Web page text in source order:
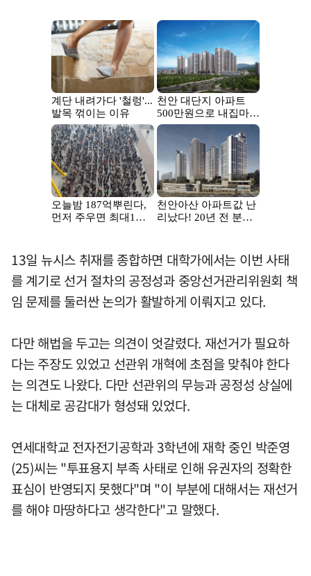
13일 뉴시스 취재를 종합하면 대학가에서는 이번 사태
를 계기로 선거 절차의 공정성과 중앙선거관리위원회 책
임 문제를 둘러싼 논의가 활발하게 이뤄지고 있다.
다만 해법을 두고는 의견이 엇갈렸다. 재선거가 필요하
다는 주장도 있었고 선관위 개혁에 초점을 맞춰야 한다
는 의견도 나왔다. 다만 선관위의 무능과 공정성 상실에
는 대체로 공감대가 형성돼 있었다.
연세대학교 전자전기공학과 3학년에 재학 중인 박준영
(25)씨는 "투표용지 부족 사태로 인해 유권자의 정확한
표심이 반영되지 못했다"며 "이 부분에 대해서는 재선거
를 해야 마땅하다고 생각한다"고 말했다.